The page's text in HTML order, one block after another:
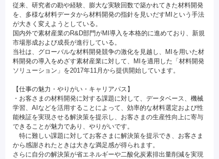
従来、研究者の勘や経験、膨大な実験回数で築かれてきた材料開発
を、多様な材料データから材料開発の指針を見いだすMIという手法
が大きく変えようとしている。
国内外で素材産業のR&D部門がMI導入を本格的に進めており、新規
市場形成および成長が進行している。
当社は、グローバルな材料開発競争の激化を見越し、MIを用いた材
料開発の導入をめざす素材産業に対して、MIを適用した「材料開発
ソリューション」を2017年11月から提供開始しています。
【仕事の魅力・やりがい・キャリアパス】
・お客さまの材料開発に対する課題に対して、データベース、機械
学習、AIなどを活用することによって、効率的な材料選定および性
能検証を実現させる解決策を提示し、お客さまの生産性向上に寄与
できることが魅力であり、やりがいです。
特に難しい課題に対してお客さまに解決策を提示でき、お客さま
から感謝されたときは大きな満足感が得られます。
さらに自分の解決策が省エネルギーや二酸化炭素排出量削減を実現